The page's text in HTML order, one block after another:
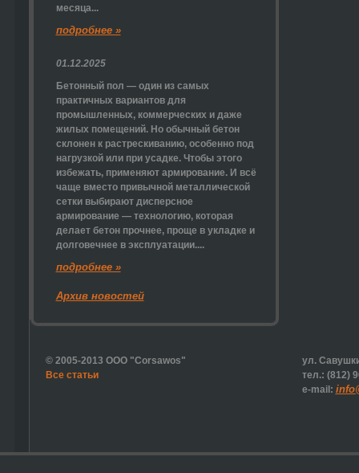
месяца...
подробнее »
01.12.2025
Бетонный пол — один из самых
практичных вариантов для
промышленных, коммерческих и даже
жилых помещений. Но обычный бетон
склонен к растрескиванию, особенно под
нагрузкой или при усадке. Чтобы этого
избежать, применяют армирование. И всё
чаще вместо привычной металлической
сетки выбирают дисперсное
армирование — технологию, которая
делает бетон прочнее, проще в укладке и
долговечнее в эксплуатации....
подробнее »
Архив новостей
© 2005-2013 ООО "Corsawos"
Все статьи
ул.
тел.: (812)
e-mail: